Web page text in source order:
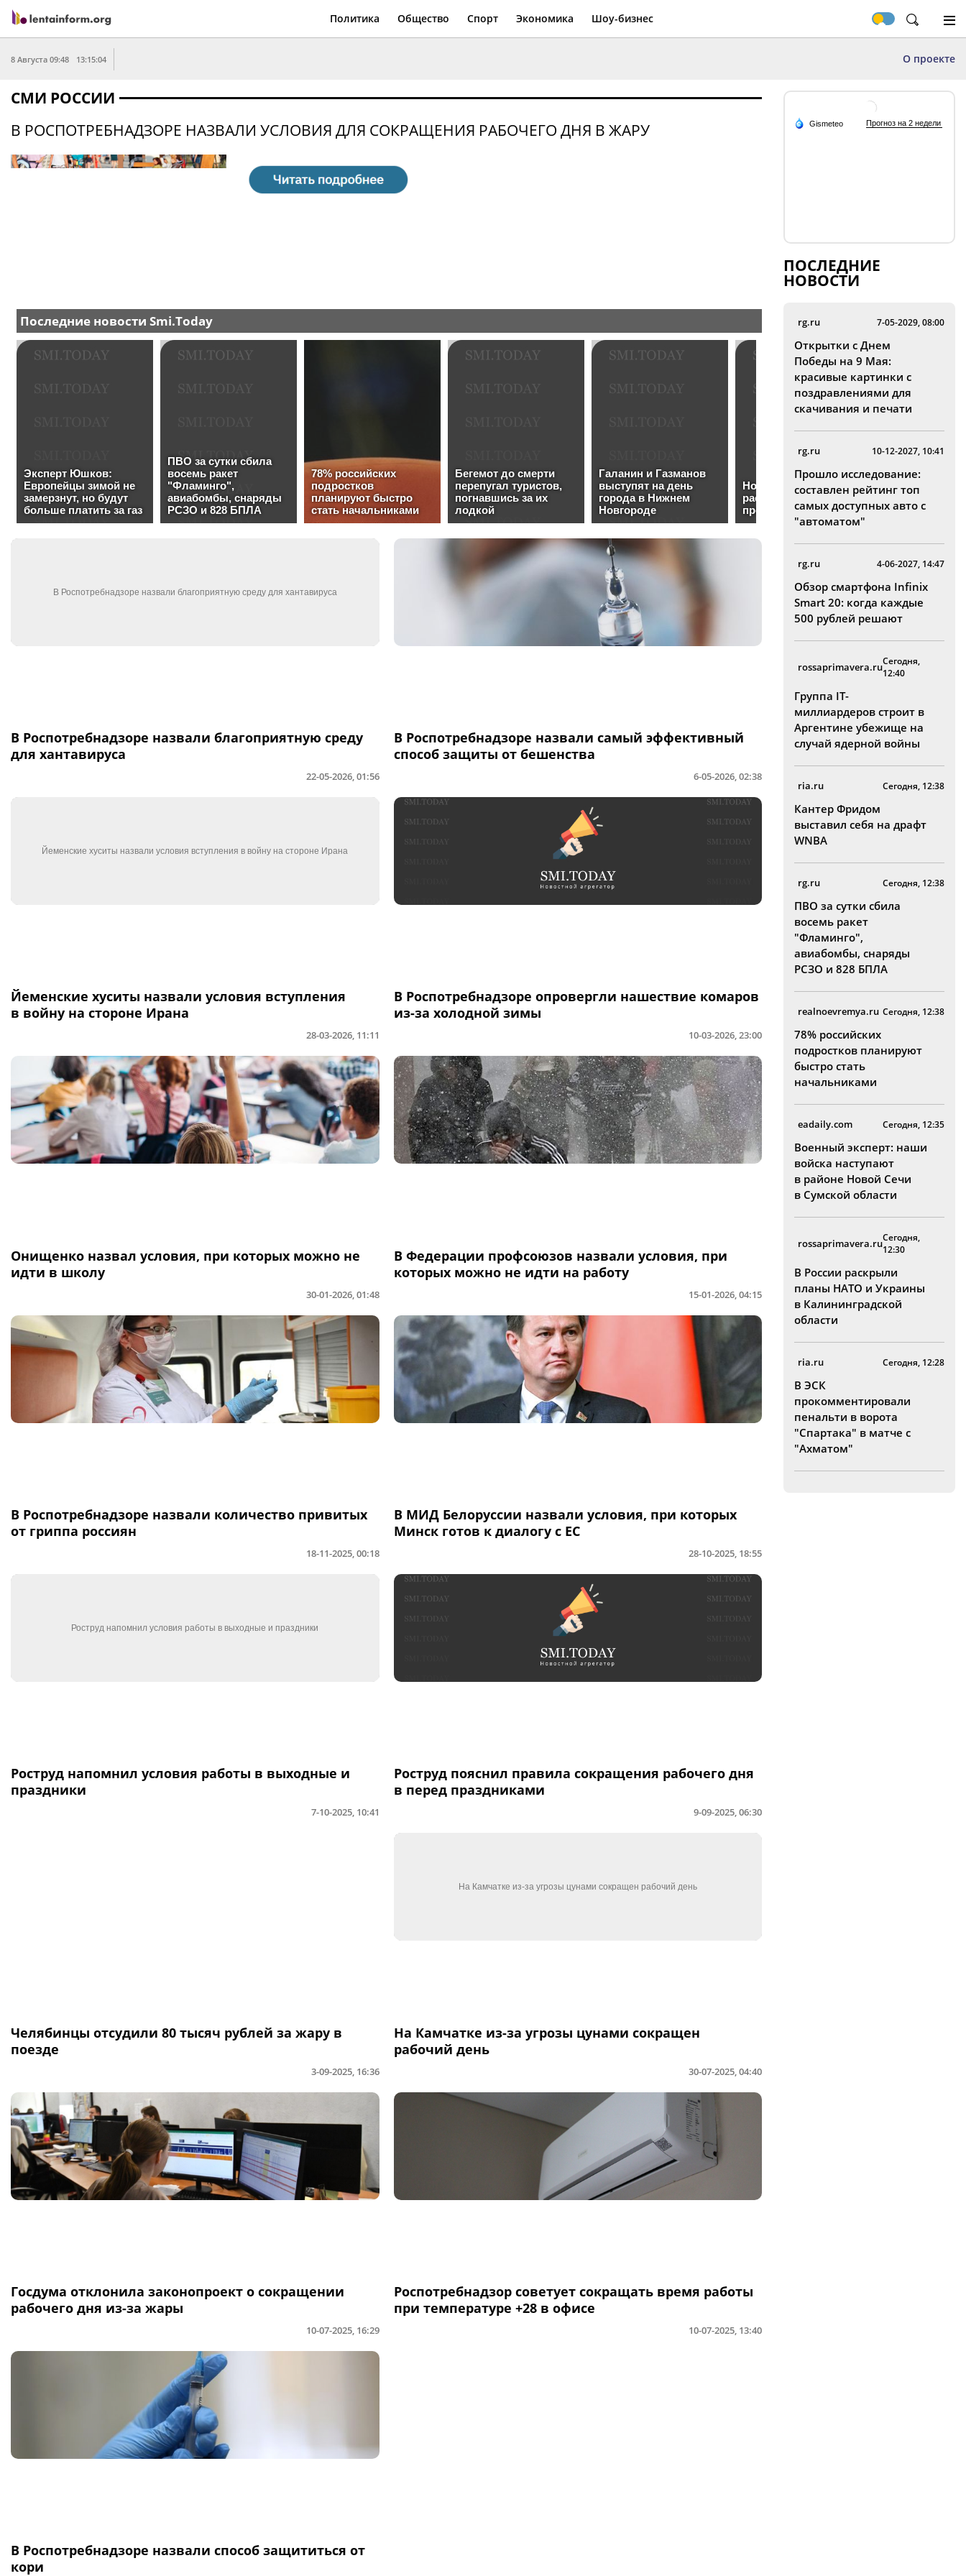
Политика Общество Спорт Экономика Шоу-бизнес
8 Августа 09:48 13:15:04 О проекте
СМИ РОССИИ
В РОСПОТРЕБНАДЗОРЕ НАЗВАЛИ УСЛОВИЯ ДЛЯ СОКРАЩЕНИЯ РАБОЧЕГО ДНЯ В ЖАРУ
В Роспотребнадзоре назвали благоприятную среду
для хантавируса
22-05-2026, 01:56
В Роспотребнадзоре назвали самый эффективный
способ защиты от бешенства
6-05-2026, 02:38
Йеменские хуситы назвали условия вступления
в войну на стороне Ирана
28-03-2026, 11:11
В Роспотребнадзоре опровергли нашествие комаров
из-за холодной зимы
10-03-2026, 23:00
Онищенко назвал условия, при которых можно не
идти в школу
30-01-2026, 01:48
В Федерации профсоюзов назвали условия, при
которых можно не идти на работу
15-01-2026, 04:15
В Роспотребнадзоре назвали количество привитых
от гриппа россиян
18-11-2025, 00:18
В МИД Белоруссии назвали условия, при которых
Минск готов к диалогу с ЕС
28-10-2025, 18:55
Роструд напомнил условия работы в выходные и
праздники
7-10-2025, 10:41
Роструд пояснил правила сокращения рабочего дня
в перед праздниками
9-09-2025, 06:30
Челябинцы отсудили 80 тысяч рублей за жару в
поезде
3-09-2025, 16:36
На Камчатке из-за угрозы цунами сокращен
рабочий день
30-07-2025, 04:40
Госдума отклонила законопроект о сокращении
рабочего дня из-за жары
10-07-2025, 16:29
Роспотребнадзор советует сокращать время работы
при температуре +28 в офисе
10-07-2025, 13:40
В Роспотребнадзоре назвали способ защититься от
кори
ПОСЛЕДНИЕ
НОВОСТИ
rg.ru 7-05-2029, 08:00
Открытки с Днем
Победы на 9 Мая:
красивые картинки с
поздравлениями для
скачивания и печати
rg.ru 10-12-2027, 10:41
Прошло исследование:
составлен рейтинг топ
самых доступных авто с
"автоматом"
rg.ru 4-06-2027, 14:47
Обзор смартфона Infinix
Smart 20: когда каждые
500 рублей решают
rossaprimavera.ruСегодня,
12:40
Группа IT-
миллиардеров строит в
Аргентине убежище на
случай ядерной войны
ria.ru Сегодня, 12:38
Кантер Фридом
выставил себя на драфт
WNBA
rg.ru Сегодня, 12:38
ПВО за сутки сбила
восемь ракет
"Фламинго",
авиабомбы, снаряды
РСЗО и 828 БПЛА
realnoevremya.ru Сегодня, 12:38
78% российских
подростков планируют
быстро стать
начальниками
eadaily.com Сегодня, 12:35
Военный эксперт: наши
войска наступают
в районе Новой Сечи
в Сумской области
rossaprimavera.ruСегодня,
12:30
В России раскрыли
планы НАТО и Украины
в Калининградской
области
ria.ru Сегодня, 12:28
В ЭСК
прокомментировали
пенальти в ворота
"Спартака" в матче с
"Ахматом"